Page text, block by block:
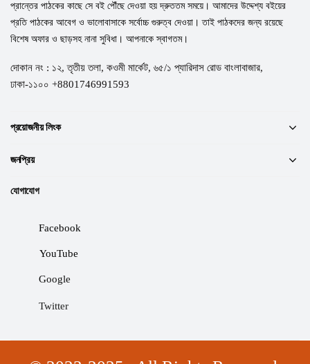
প্রান্তের পাঠকের কাছে সে বই পৌঁছে দেওয়া হয় দ্রুততম সময়ে। আমাদের উদ্দেশ্য বইয়ের
প্রতি পাঠকের আবেগ ও ভালোবাসাকে সর্বোচ্চ গুরুত্ব দেওয়া। তাই পাঠকদের জন্য রয়েছে
বিশেষ অফার ও ছাড়সহ নানা সুবিধা। আপনাকে স্বাগতম।
দোকান নং : ১২, তৃতীয় তলা, কওমী মার্কেট, ৬৫/১ প্যারিদাস রোড বাংলাবাজার,
ঢাকা-১১০০ +8801746991593
প্রয়োজনীয় লিংক
জনপ্রিয়
যোগাযোগ
Facebook
YouTube
Google
Twitter